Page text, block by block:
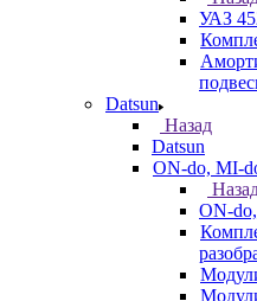
УАЗ
Datsun
Назад
Datsun
ON-do, MI-
ON-